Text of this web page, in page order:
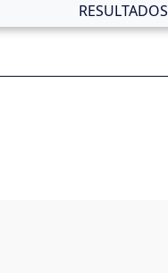
RESULTADOS